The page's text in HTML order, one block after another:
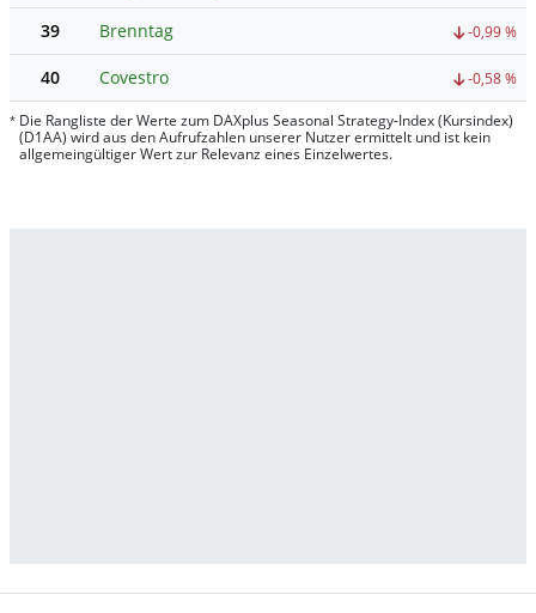
39 Brenntag -0,99 %
40 Covestro -0,58 %
* Die Rangliste der Werte zum DAXplus Seasonal Strategy-Index (Kursindex)
(D1AA) wird aus den Aufrufzahlen unserer Nutzer ermittelt und ist kein
allgemeingültiger Wert zur Relevanz eines Einzelwertes.